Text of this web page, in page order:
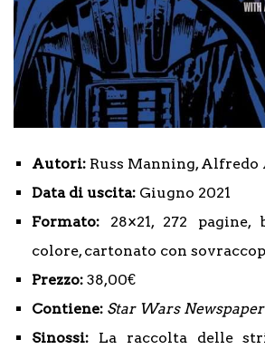
Autori: Russ Manning, Alfredo
Data di uscita: Giugno 2021
Formato: 28×21, 272
colore, cartonato con
Prezzo: 38,00€
Contiene: Star Wars
Sinossi: La raccolta delle